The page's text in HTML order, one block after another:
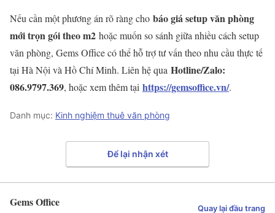
Nếu cần một phương án rõ ràng cho báo giá setup văn phòng
mới trọn gói theo m2 hoặc muốn so sánh giữa nhiều cách setup
văn phòng, Gems Office có thể hỗ trợ tư vấn theo nhu cầu thực tế
tại Hà Nội và Hồ Chí Minh. Liên hệ qua Hotline/Zalo:
086.9797.369, hoặc xem thêm tại https://gemsoffice.vn/.
Danh mục: Kinh nghiệm thuê văn phòng
Để lại nhận xét
Gems Office Quay lại đầu trang